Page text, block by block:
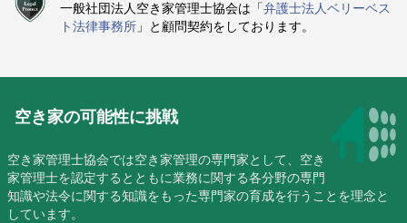
一般社団法人空き家管理士協会は「弁護士法人ベリーベス
ト法律事務所 」と顧問契約をしております。
空き家の可能性に挑戦
空き家管理士協会では空き家管理の専門家として、空き
家管理士を認定するとともに業務に関する各分野の専門
知識や法令に関する知識をもった専門家の育成を行うことを理念と
しています。